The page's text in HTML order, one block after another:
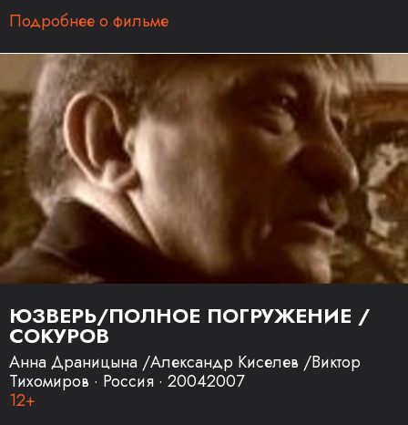
Подробнее о фильме
ЮЗВЕРЬ/ПОЛНОЕ ПОГРУЖЕНИЕ /
СОКУРОВ
Анна Драницына /Александр Киселев /Виктор
Тихомиров · Россия · 20042007
12+